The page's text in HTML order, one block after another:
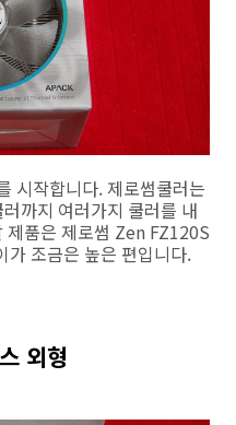
시작합니다. 제로썸쿨러는
까지 여러가지 쿨러를 내
제품은 제로썸 Zen FZ120S
가 조금은 높은 편입니다.
외형